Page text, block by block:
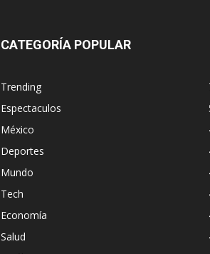
CATEGORÍA POPULAR
Trending
Espectaculos
México
Deportes
Mundo
Tech
Economía
Salud